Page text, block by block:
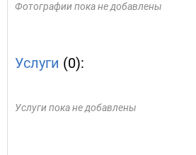
Фотографии пока не добавлены
Услуги (0):
Услуги пока не добавлены